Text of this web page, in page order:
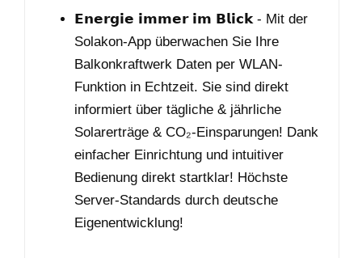
𝗘𝗻𝗲𝗿𝗴𝗶𝗲 𝗶𝗺𝗺𝗲𝗿 𝗶𝗺 𝗕𝗹𝗶𝗰𝗸 - Mit der
Solakon-App überwachen Sie Ihre
Balkonkraftwerk Daten per WLAN-
Funktion in Echtzeit. Sie sind direkt
informiert über tägliche & jährliche
Solarerträge & CO₂-Einsparungen! Dank
einfacher Einrichtung und intuitiver
Bedienung direkt startklar! Höchste
Server-Standards durch deutsche
Eigenentwicklung!